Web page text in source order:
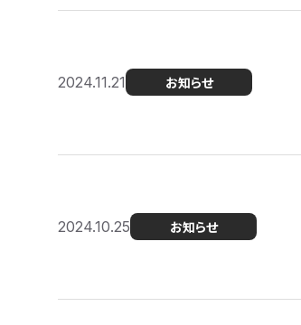
2024.11.21 お知らせ
2024.10.25 お知らせ